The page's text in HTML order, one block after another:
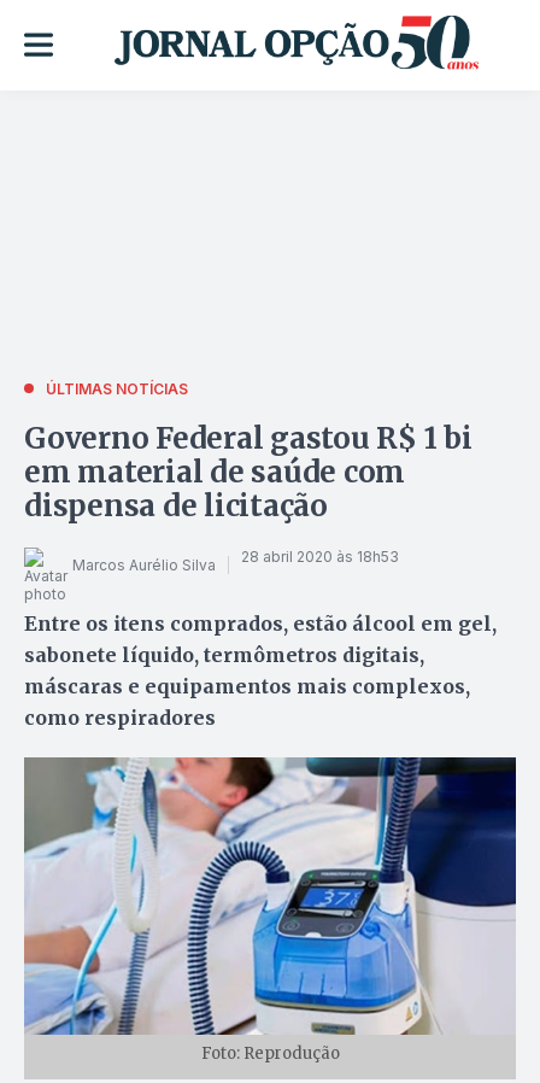
ÚLTIMAS NOTÍCIAS
Governo Federal gastou R$ 1 bi
em material de saúde com
dispensa de licitação
Marcos Aurélio Silva 28 abril 2020 às 18h53
Entre os itens comprados, estão álcool em gel,
sabonete líquido, termômetros digitais,
máscaras e equipamentos mais complexos,
como respiradores
Foto: Reprodução